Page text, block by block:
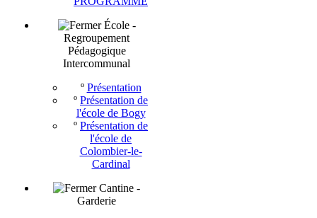
École -
Regroupement
Pédagogique
Intercommunal
º Présentation
º Présentation de
l'école de Bogy
º Présentation de
l'école de
Colombier-le-
Cardinal
Cantine -
Garderie